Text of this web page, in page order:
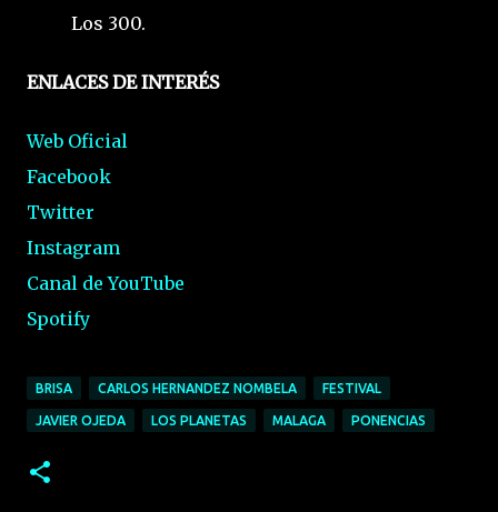
Los 300.
ENLACES DE INTERÉS
Web Oficial
Facebook
Twitter
Instagram
Canal de YouTube
Spotify
BRISA CARLOS HERNANDEZ NOMBELA FESTIVAL
JAVIER OJEDA LOS PLANETAS MALAGA PONENCIAS